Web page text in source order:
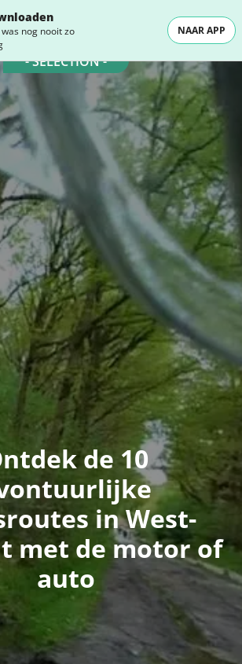
was nog nooit zo
NAAR APP
- SELECTION -
de 10
in West-
met de motor of
auto